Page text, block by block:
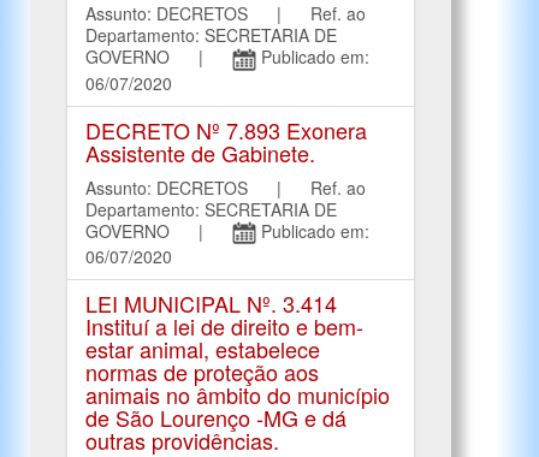
Assunto: DECRETOS | Ref. ao
Departamento: SECRETARIA DE
GOVERNO |
Publicado em:
06/07/2020
DECRETO Nº 7.893 Exonera
Assistente de Gabinete.
Assunto: DECRETOS | Ref. ao
Departamento: SECRETARIA DE
GOVERNO |
Publicado em:
06/07/2020
LEI MUNICIPAL Nº. 3.414
Instituí a lei de direito e bem-
estar animal, estabelece
normas de proteção aos
animais no âmbito do município
de São Lourenço -MG e dá
outras providências.